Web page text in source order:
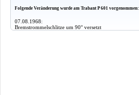
Folgende Veränderung wurde am Trabant P 601 vorgenommen:
07.08.1968:
Bremstrommelschlitze um 90° versetzt